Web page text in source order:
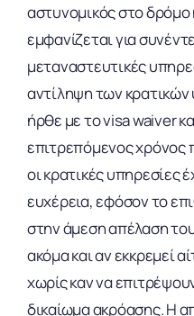
αστυνομικός στο δρόμο
εμφανίζεται για
μεταναστευτικές
αντίληψη των
ήρθε με το visa waiver
επιτρεπόμενος χρόνος
οι κρατικές υπηρεσίες
ευχέρεια, εφόσον το
στην άμεση απέλαση
ακόμα και αν εκκρεμεί
χωρίς καν να
δικαίωμα ακρόασης. Η